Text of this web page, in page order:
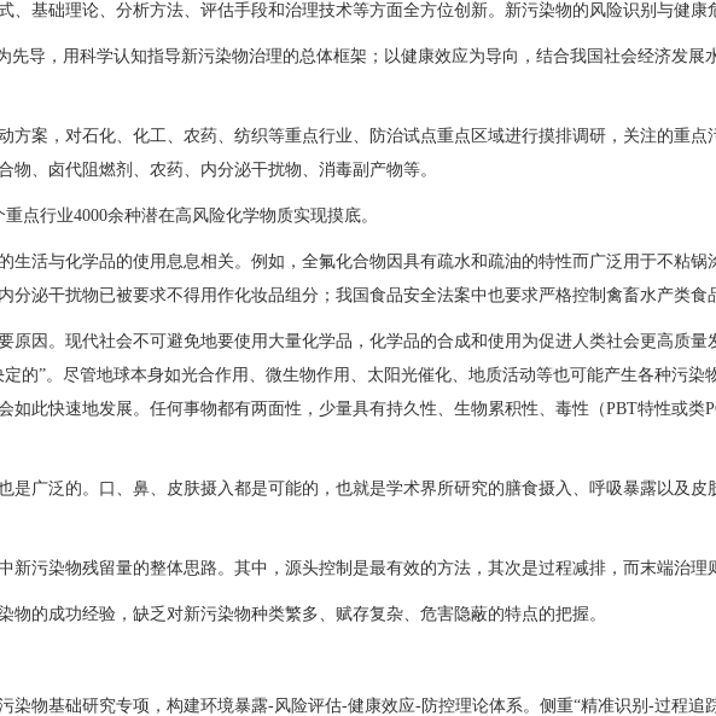
、基础理论、分析方法、评估手段和治理技术等方面全方位创新。新污染物的风险识别与健康
先导，用科学认知指导新污染物治理的总体框架；以健康效应为导向，结合我国社会经济发
方案，对石化、化工、农药、纺织等重点行业、防治试点重点区域进行摸排调研，关注的重
、卤代阻燃剂、农药、内分泌干扰物、消毒副产物等。
点行业4000余种潜在高风险化学物质实现摸底。
生活与化学品的使用息息相关。例如，全氟化合物因具有疏水和疏油的特性而广泛用于不粘锅
泌干扰物已被要求不得用作化妆品组分；我国食品安全法案中也要求严格控制禽畜水产类食
原因。现代社会不可避免地要使用大量化学品，化学品的合成和使用为促进人类社会更高质
的”。尽管地球本身如光合作用、微生物作用、太阳光催化、地质活动等也可能产生各种污染
此快速地发展。任何事物都有两面性，少量具有持久性、生物累积性、毒性（PBT特性或类
是广泛的。口、鼻、皮肤摄入都是可能的，也就是学术界所研究的膳食摄入、呼吸暴露以及
污染物残留量的整体思路。其中，源头控制是最有效的方法，其次是过程减排，而末端治理
的成功经验，缺乏对新污染物种类繁多、赋存复杂、危害隐蔽的特点的把握。
染物基础研究专项，构建环境暴露-风险评估-健康效应-防控理论体系。侧重“精准识别-过程追